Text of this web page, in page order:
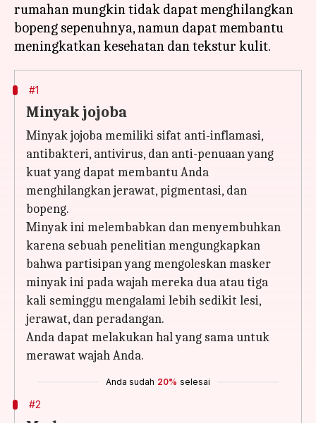
rumahan mungkin tidak dapat menghilangkan
bopeng sepenuhnya, namun dapat membantu
#1
Minyak jojoba
Minyak jojoba memiliki sifat anti-inflamasi,
antibakteri, antivirus, dan anti-penuaan yang
kuat yang dapat membantu Anda
menghilangkan jerawat, pigmentasi, dan
bopeng.
Minyak ini melembabkan dan menyembuhkan
karena sebuah penelitian mengungkapkan
bahwa partisipan yang mengoleskan masker
minyak ini pada wajah mereka dua atau tiga
kali seminggu mengalami lebih sedikit lesi,
jerawat, dan peradangan.
Anda dapat melakukan hal yang sama untuk
merawat wajah Anda.
Anda sudah 20% selesai
#2